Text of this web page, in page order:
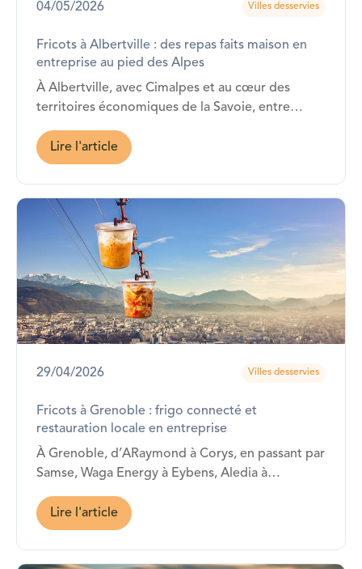
04/05/2026 Villes desservies
Fricots à Albertville : des repas faits maison en
entreprise au pied des Alpes
À Albertville, avec Cimalpes et au cœur des
territoires économiques de la Savoie, entre
Chambéry, Annecy et les stations alpines…
Fricots est présent !
Lire l'article
29/04/2026 Villes desservies
Fricots à Grenoble : frigo connecté et
restauration locale en entreprise
À Grenoble, d’ARaymond à Corys, en passant par
Samse, Waga Energy à Eybens, Aledia à
Champagnier, Petzl à Crolles ou encore Applied
Materials à Bernin… Fricots est présent !
Lire l'article